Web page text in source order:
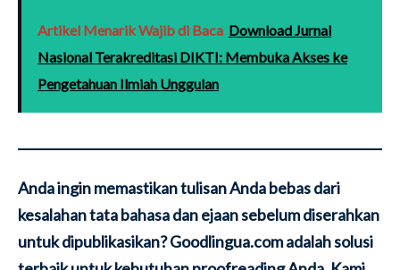
Artikel Menarik Wajib di Baca Download Jurnal
Nasional Terakreditasi DIKTI: Membuka Akses ke
Pengetahuan Ilmiah Unggulan
Anda ingin memastikan tulisan Anda bebas dari
kesalahan tata bahasa dan ejaan sebelum diserahkan
untuk dipublikasikan? Goodlingua.com adalah solusi